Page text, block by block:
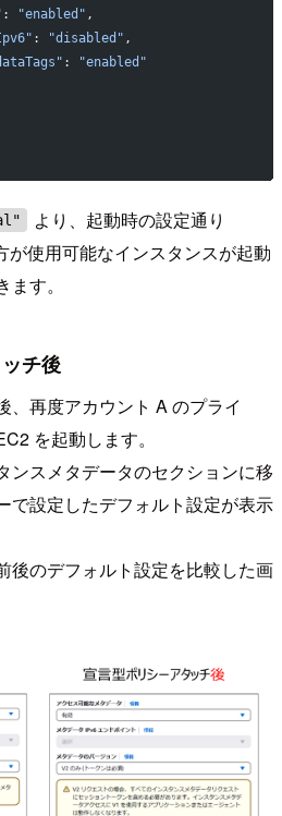
: "enabled" ,
: "disabled" ,
:
"enabled"
より、起動時の設定通り
が使用可能なインスタンスが起動
す。
チ後
、再度アカウント A のプライ
を起動します。
ンスメタデータのセクションに移
で設定したデフォルト設定が表示
後のデフォルト設定を比較した画